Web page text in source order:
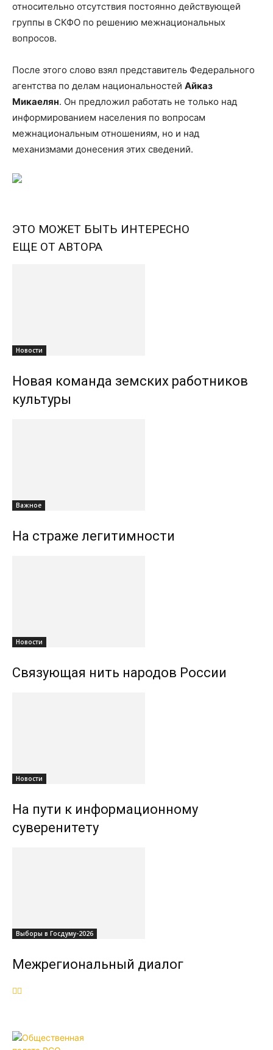
относительно отсутствия постоянно действующей
группы в СКФО по решению межнациональных
вопросов.
После этого слово взял представитель Федерального
агентства по делам национальностей Айказ
Микаелян. Он предложил работать не только над
информированием населения по вопросам
межнациональным отношениям, но и над
механизмами донесения этих сведений.
ЭТО МОЖЕТ БЫТЬ ИНТЕРЕСНО
ЕЩЕ ОТ АВТОРА
Новости
Новая команда земских работников
культуры
Важное
На страже легитимности
Новости
Связующая нить народов России
Новости
На пути к информационному
суверенитету
Выборы в Госдуму-2026
Межрегиональный диалог